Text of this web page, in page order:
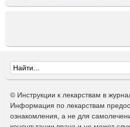
Ф
о
р
м
© Инструкции к лекарствам в
Информация по лекарствам
ознакомления, а не для